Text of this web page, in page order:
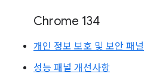
Chrome 134
개인 정보 보호 및 보안 패널
성능 패널 개선사항